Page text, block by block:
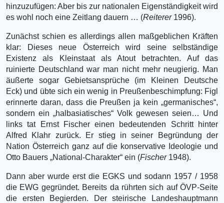
hinzuzufügen: Aber bis zur nationalen Eigenständigkeit wird
es wohl noch eine Zeitlang dauern … (Reiterer1996).
Zunächst schien es allerdings allen maßgeblichen Kräften
klar: Dieses neue Österreich wird seine selbständige
Existenz als Kleinstaat als Atout betrachten. Auf das
ruinierte Deutschland war man nicht mehr neugierig. Man
äußerte sogar Gebietsansprüche (im Kleinen Deutsche
Eck) und übte sich ein wenig in Preußenbeschimpfung: Figl
erinnerte daran, dass die Preußen ja kein „germanisches“,
sondern ein „halbasiatisches“ Volk gewesen seien… Und
links tat Ernst Fischer einen bedeutenden Schritt hinter
Alfred Klahr zurück. Er stieg in seiner Begründung der
Nation Österreich ganz auf die konservative Ideologie und
Otto Bauers „National-Charakter“ ein (Fischer1948).
Dann aber wurde erst die EGKS und sodann 1957 / 1958
die EWG gegründet. Bereits da rührten sich auf ÖVP-Seite
die ersten Begierden. Der steirische Landeshauptmann